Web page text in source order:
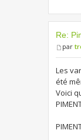
Re:
par
Les
été
Voici